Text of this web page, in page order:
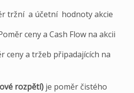
tržní a účetní hodnoty akcie
ceny a Cash Flow na akcii
ceny a tržeb připadajících na
rozpětí) je poměr čistého